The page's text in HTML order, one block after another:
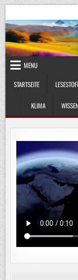
Skip
to
content
MENU
STARTSEITE
KLIMA